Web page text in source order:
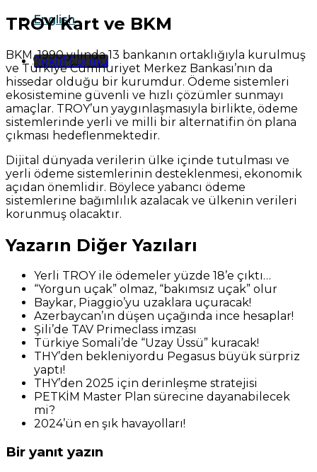
English
Teklif Formu
TROY Kart ve BKM
BKM, 1990 yılında 13 bankanın ortaklığıyla kurulmuş
ve Türkiye Cumhuriyet Merkez Bankası’nın da
hissedar olduğu bir kurumdur. Ödeme sistemleri
ekosistemine güvenli ve hızlı çözümler sunmayı
amaçlar. TROY’un yaygınlaşmasıyla birlikte, ödeme
sistemlerinde yerli ve milli bir alternatifin ön plana
çıkması hedeflenmektedir.
Dijital dünyada verilerin ülke içinde tutulması ve
yerli ödeme sistemlerinin desteklenmesi, ekonomik
açıdan önemlidir. Böylece yabancı ödeme
sistemlerine bağımlılık azalacak ve ülkenin verileri
korunmuş olacaktır.
Yazarın Diğer Yazıları
Yerli TROY ile ödemeler yüzde 18’e çıktı…
“Yorgun uçak” olmaz, “bakımsız uçak” olur
Baykar, Piaggio’yu uzaklara uçuracak!
Azerbaycan’ın düşen uçağında ince hesaplar!
Şili’de TAV Primeclass imzası
Türkiye Somali’de “Uzay Üssü” kuracak!
THY’den bekleniyordu Pegasus büyük sürpriz
yaptı!
THY’den 2025 için derinleşme stratejisi
PETKİM Master Plan sürecine dayanabilecek
mi?
2024’ün en şık havayolları!
Bir yanıt yazın